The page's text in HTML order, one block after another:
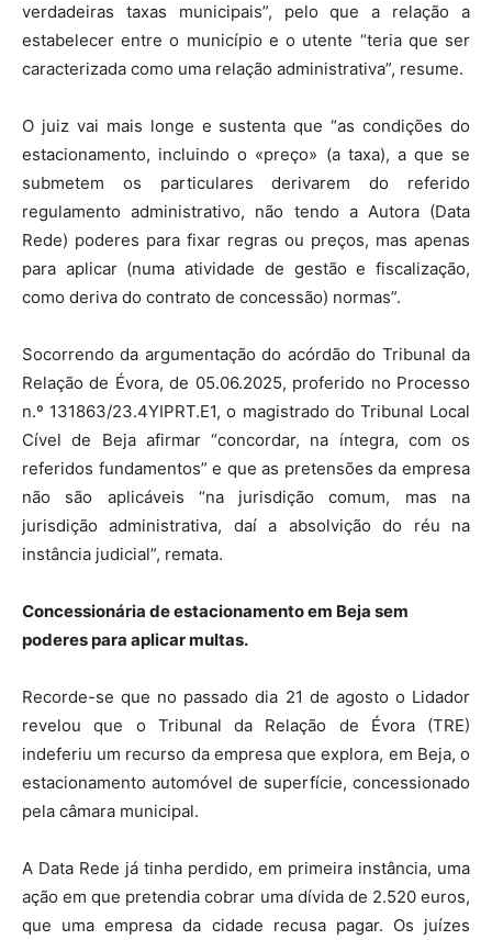
verdadeiras taxas municipais”, pelo que a relação a
estabelecer entre o município e o utente “teria que ser
caracterizada como uma relação administrativa”, resume.
O juiz vai mais longe e sustenta que “as condições do
estacionamento, incluindo o «preço» (a taxa), a que se
submetem os particulares derivarem do referido
regulamento administrativo, não tendo a Autora (Data
Rede) poderes para fixar regras ou preços, mas apenas
para aplicar (numa atividade de gestão e fiscalização,
como deriva do contrato de concessão) normas”.
Socorrendo da argumentação do acórdão do Tribunal da
Relação de Évora, de 05.06.2025, proferido no Processo
n.º 131863/23.4YIPRT.E1, o magistrado do Tribunal Local
Cível de Beja afirmar “concordar, na íntegra, com os
referidos fundamentos” e que as pretensões da empresa
não são aplicáveis “na jurisdição comum, mas na
jurisdição administrativa, daí a absolvição do réu na
instância judicial”, remata.
Concessionária de estacionamento em Beja sem
poderes para aplicar multas.
Recorde-se que no passado dia 21 de agosto o Lidador
revelou que o Tribunal da Relação de Évora (TRE)
indeferiu um recurso da empresa que explora, em Beja, o
estacionamento automóvel de superfície, concessionado
pela câmara municipal.
A Data Rede já tinha perdido, em primeira instância, uma
ação em que pretendia cobrar uma dívida de 2.520 euros,
que uma empresa da cidade recusa pagar. Os juízes